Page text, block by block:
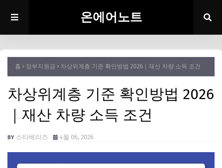
온에어노트
홈 정부지원금 차상위계층 기준 확인방법 2026｜재산 차량 소득 조건
차상위계층 기준 확인방법 2026
｜재산 차량 소득 조건
스타베리즈 4월 06, 2026